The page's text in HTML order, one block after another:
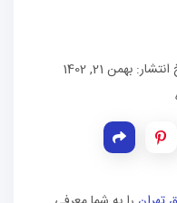
بهمن 21, 1402